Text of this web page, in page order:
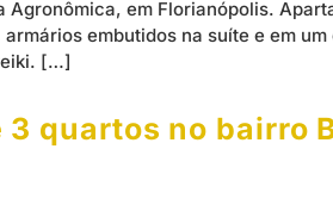
em Florianópolis.
embutidos na suíte e em
[…]
quartos no bairro